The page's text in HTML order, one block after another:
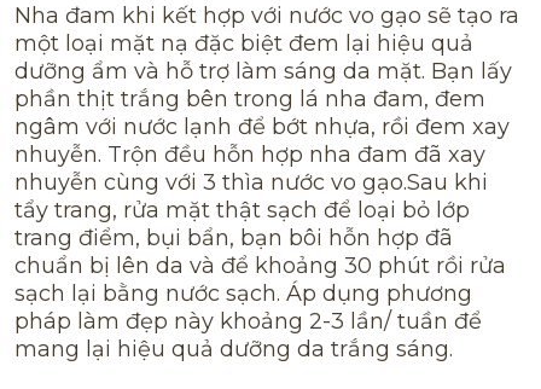
Nha đam khi kết hợp với nước vo gạo sẽ tạo ra
một loại mặt nạ đặc biệt đem lại hiệu quả
dưỡng ẩm và hỗ trợ làm sáng da mặt. Bạn lấy
phần thịt trắng bên trong lá nha đam, đem
ngâm với nước lạnh để bớt nhựa, rồi đem xay
nhuyễn. Trộn đều hỗn hợp nha đam đã xay
nhuyễn cùng với 3 thìa nước vo gạo.Sau khi
tẩy trang, rửa mặt thật sạch để loại bỏ lớp
trang điểm, bụi bẩn, bạn bôi hỗn hợp đã
chuẩn bị lên da và để khoảng 30 phút rồi rửa
sạch lại bằng nước sạch. Áp dụng phương
pháp làm đẹp này khoảng 2-3 lần/ tuần để
mang lại hiệu quả dưỡng da trắng sáng.